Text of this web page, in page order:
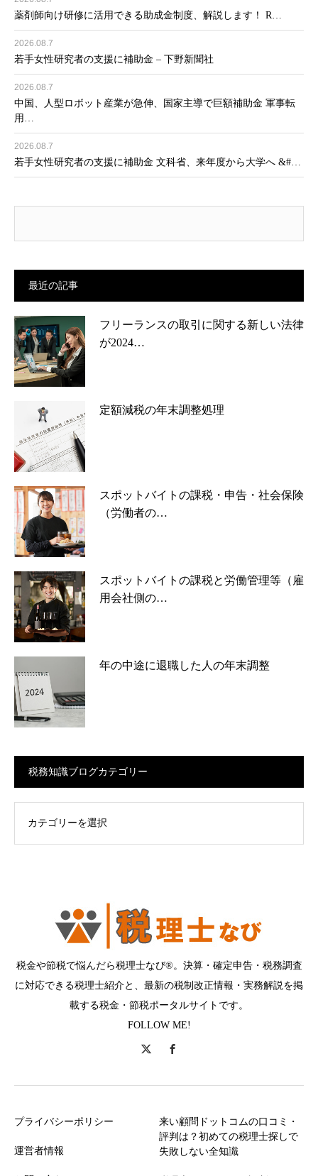
薬剤師向け研修に活用できる助成金制度、解説します！ R…
2026.08.7
若手女性研究者の支援に補助金 – 下野新聞社
2026.08.7
中国、人型ロボット産業が急伸、国家主導で巨額補助金 軍事転
用…
2026.08.7
若手女性研究者の支援に補助金 文科省、来年度から大学へ &#…
最近の記事
フリーランスの取引に関する新しい法律
が2024…
定額減税の年末調整処理
スポットバイトの課税・申告・社会保険
（労働者の…
スポットバイトの課税と労働管理等（雇
用会社側の…
年の中途に退職した人の年末調整
税務知識ブログカテゴリー
税金や節税で悩んだら税理士なび®。決算・確定申告・税務調査
に対応できる税理士紹介と、最新の税制改正情報・実務解説を掲
載する税金・節税ポータルサイトです。
FOLLOW ME!
プライバシーポリシー
運営者情報
来い顧問ドットコムの口コミ・
評判は？初めての税理士探しで
失敗しない全知識